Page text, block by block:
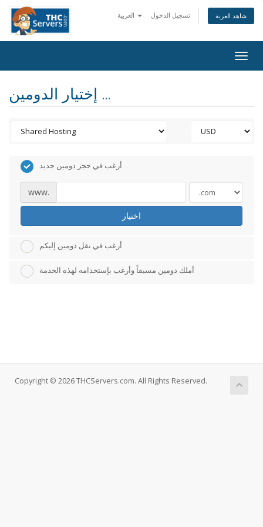
تسجيل الدخول شاهد العربة
إختيار الدومين ...
أرغب في حجز دومين جديد
www.
اختيار
أرغب في نقل دومين إليكم
أملك دومين مسبقاً وأرغب بإستخدامه لهذه الخدمة
Copyright © 2026 THCServers.com. All Rights Reserved.